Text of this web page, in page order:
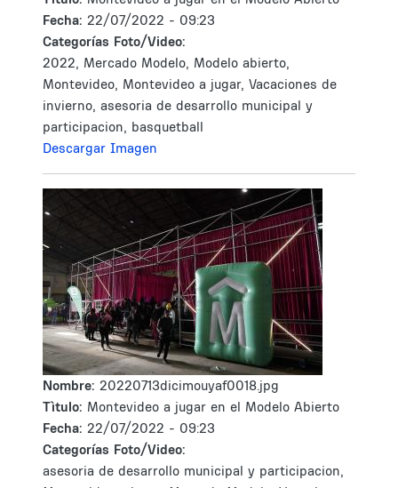
Fecha: 22/07/2022 - 09:23
Categorías Foto/Video:
2022, Mercado Modelo, Modelo abierto,
Montevideo, Montevideo a jugar, Vacaciones de
invierno, asesoria de desarrollo municipal y
participacion, basquetball
Descargar Imagen
Nombre: 20220713dicimouyaf0018.jpg
Tìtulo: Montevideo a jugar en el Modelo Abierto
Fecha: 22/07/2022 - 09:23
Categorías Foto/Video:
asesoria de desarrollo municipal y participacion,